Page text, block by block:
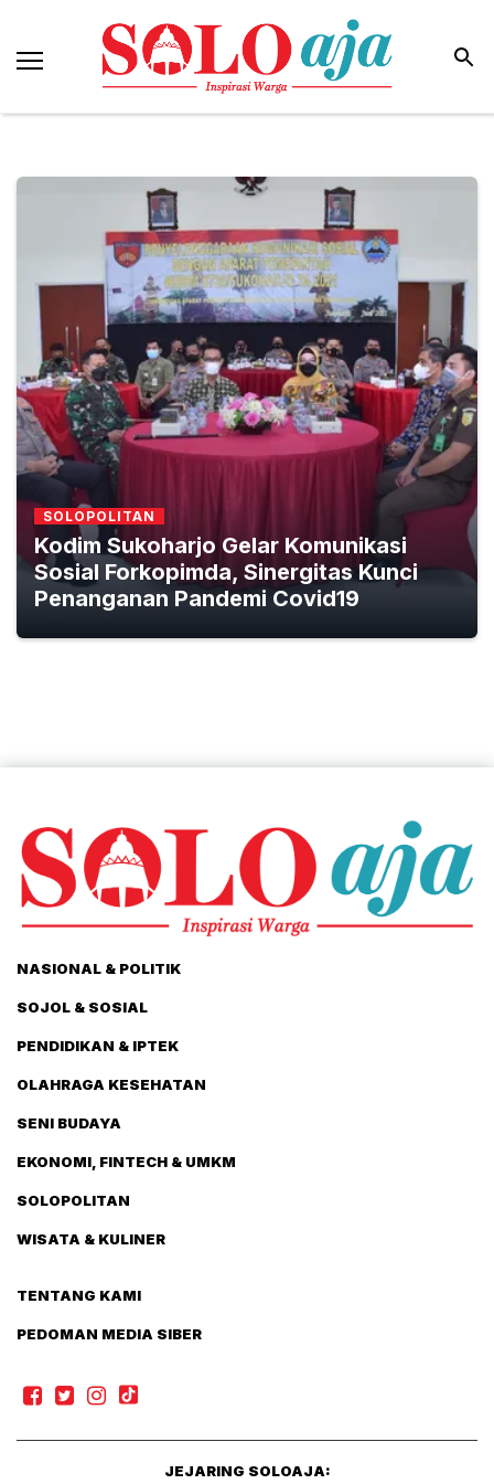
SOLOPOLITAN
Kodim Sukoharjo Gelar Komunikasi
Sosial Forkopimda, Sinergitas Kunci
Penanganan Pandemi Covid19
NASIONAL & POLITIK
SOJOL & SOSIAL
PENDIDIKAN & IPTEK
OLAHRAGA KESEHATAN
SENI BUDAYA
EKONOMI, FINTECH & UMKM
SOLOPOLITAN
WISATA & KULINER
TENTANG KAMI
PEDOMAN MEDIA SIBER
JEJARING SOLOAJA: